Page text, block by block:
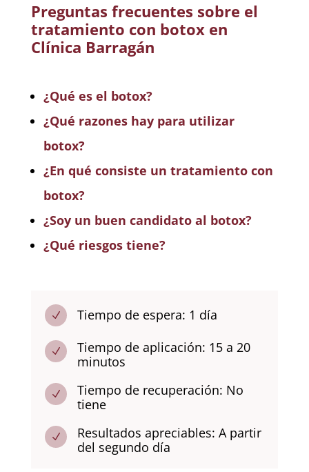
Preguntas frecuentes sobre el
tratamiento con botox en
Clínica Barragán
¿Qué es el botox?
¿Qué razones hay para utilizar
botox?
¿En qué consiste un tratamiento con
botox?
¿Soy un buen candidato al botox?
¿Qué riesgos tiene?
N Tiempo de espera: 1 día
N
Tiempo de aplicación: 15 a 20
minutos
N
Tiempo de recuperación: No
tiene
N
Resultados apreciables: A partir
del segundo día